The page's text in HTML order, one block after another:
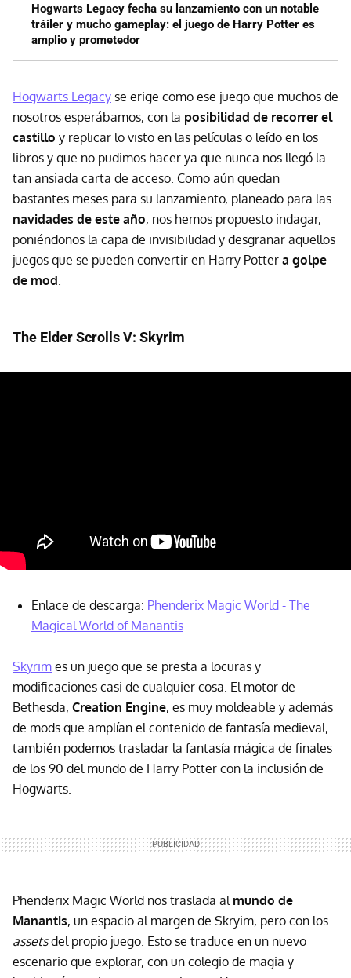
Hogwarts Legacy fecha su lanzamiento con un notable
tráiler y mucho gameplay: el juego de Harry Potter es
amplio y prometedor
Hogwarts Legacy se erige como ese juego que muchos de
nosotros esperábamos, con la posibilidad de recorrer el
castillo y replicar lo visto en las películas o leído en los
libros y que no pudimos hacer ya que nunca nos llegó la
tan ansiada carta de acceso. Como aún quedan
bastantes meses para su lanzamiento, planeado para las
navidades de este año, nos hemos propuesto indagar,
poniéndonos la capa de invisibilidad y desgranar aquellos
juegos que se pueden convertir en Harry Potter a golpe
de mod
The Elder Scrolls V: Skyrim
Enlace de descarga: Phenderix Magic World - The
Magical World of Manantis
Skyrim es un juego que se presta a locuras y
modificaciones casi de cualquier cosa. El motor de
Bethesda, Creation Engine, es muy moldeable y además
de mods que amplían el contenido de fantasía medieval,
también podemos trasladar la fantasía mágica de finales
de los 90 del mundo de Harry Potter con la inclusión de
Hogwarts.
Phenderix Magic World nos traslada al mundo de
Manantis, un espacio al margen de Skryim, pero con los
assetsdel propio juego. Esto se traduce en un nuevo
escenario que explorar, con un colegio de magia y